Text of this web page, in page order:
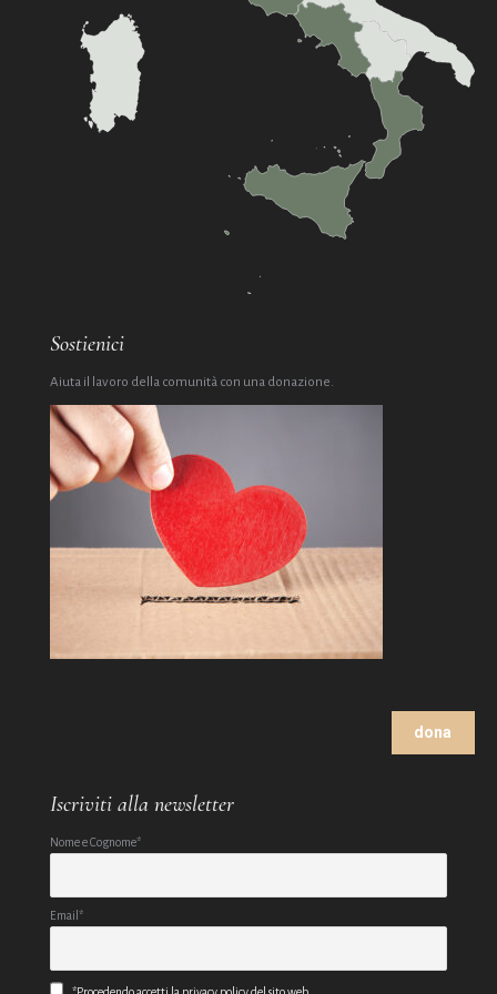
Sostienici
Aiuta il lavoro della comunità con una donazione.
dona
Iscriviti alla newsletter
Nome e Cognome*
Email*